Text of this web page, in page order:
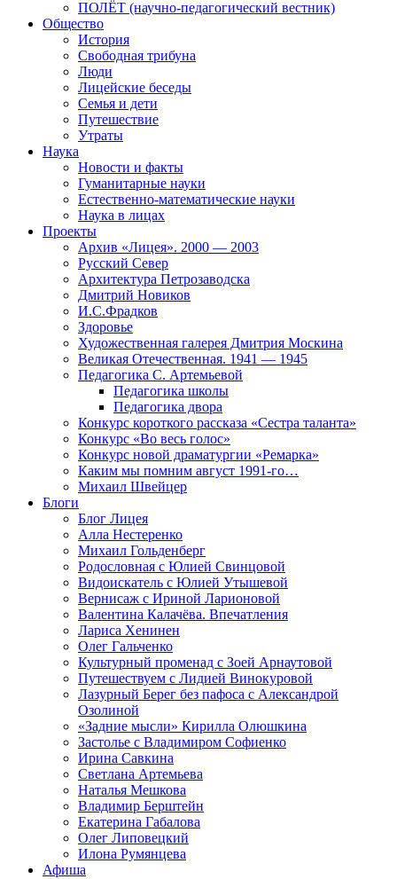
ПОЛЁТ (научно-педагогический вестник)
Общество
История
Свободная трибуна
Люди
Лицейские беседы
Семья и дети
Путешествие
Утраты
Наука
Новости и факты
Гуманитарные науки
Естественно-математические науки
Наука в лицах
Проекты
Архив «Лицея». 2000 — 2003
Русский Север
Архитектура Петрозаводска
Дмитрий Новиков
И.С.Фрадков
Здоровье
Художественная галерея Дмитрия Москина
Великая Отечественная. 1941 — 1945
Педагогика С. Артемьевой
Педагогика школы
Педагогика двора
Конкурс короткого рассказа «Сестра таланта»
Конкурс «Во весь голос»
Конкурс новой драматургии «Ремарка»
Каким мы помним август 1991-го…
Михаил Швейцер
Блоги
Блог Лицея
Алла Нестеренко
Михаил Гольденберг
Родословная с Юлией Свинцовой
Видоискатель с Юлией Утышевой
Вернисаж с Ириной Ларионовой
Валентина Калачёва. Впечатления
Лариса Хенинен
Олег Гальченко
Культурный променад с Зоей Арнаутовой
Путешествуем с Лидией Винокуровой
Лазурный Берег без пафоса с Александрой
Озолиной
«Задние мысли» Кирилла Олюшкина
Застолье с Владимиром Софиенко
Ирина Савкина
Светлана Артемьева
Наталья Мешкова
Владимир Берштейн
Екатерина Габалова
Олег Липовецкий
Илона Румянцева
Афиша